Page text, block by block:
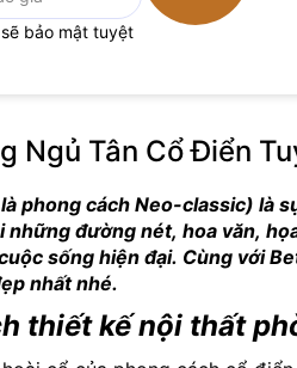
bảo mật tuyệt
Ngủ Tân Cổ Điển
phong cách Neo-classic) là
những đường nét, hoa văn,
sống hiện đại. Cùng với
nhất nhé.
thiết kế nội thất